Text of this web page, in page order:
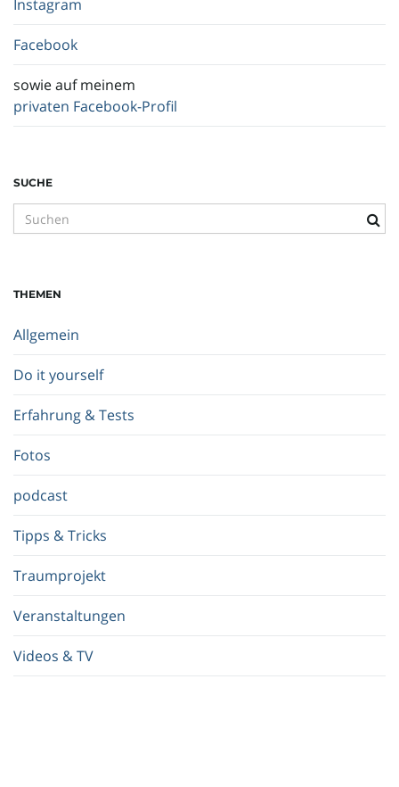
Instagram
Facebook
sowie auf meinem
privaten Facebook-Profil
SUCHE
u
b
g
i
f
.
.
.
THEMEN
Allgemein
Do it yourself
Erfahrung & Tests
Fotos
podcast
Tipps & Tricks
Traumprojekt
Veranstaltungen
Videos & TV